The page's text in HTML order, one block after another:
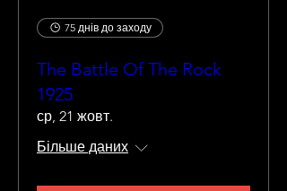
75 днів до заходу
The Battle Of The Rock
1925
ср, 21 жовт.
Більше даних